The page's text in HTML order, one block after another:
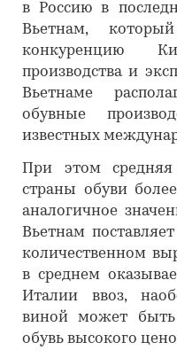
в Россию в
Вьетнам,
конкуренцию
производства и
Вьетнаме
обувные
известных
При этом
страны обуви
аналогичное
Вьетнам
количественном
в среднем
Италии ввоз,
виной может быть
обувь высокого